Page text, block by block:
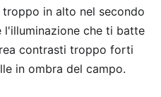
in alto nel secondo
l'illuminazione che ti batte
contrasti troppo forti
in ombra del campo.